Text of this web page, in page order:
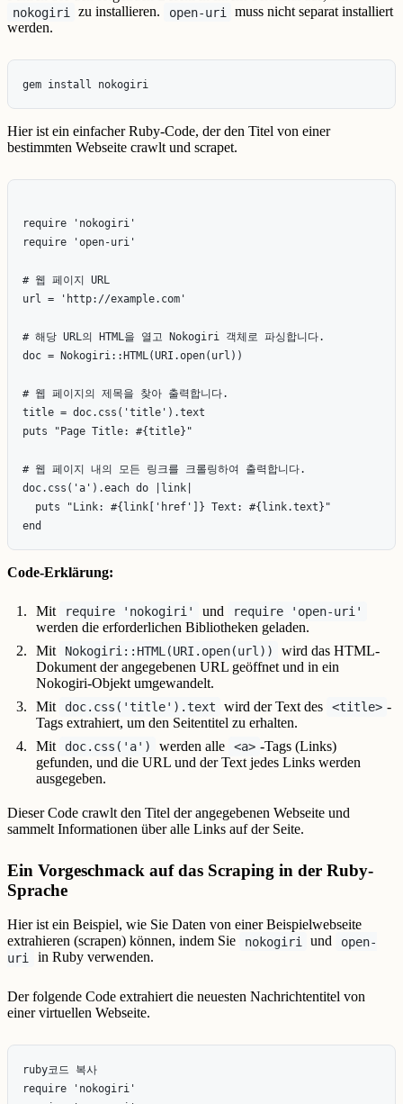
nokogiri zu installieren. open-uri
muss nicht separat installiert
werden.
Hier ist ein einfacher Ruby-Code, der den Titel von einer
bestimmten Webseite crawlt und scrapet.
require 'nokogiri'
require 'open-uri'
# 웹 페이지 URL
url = 'http://example.com'
# 해당 URL의 HTML을 열고 Nokogiri 객체로 파싱합니다.
doc = Nokogiri::HTML(URI.open(url))
# 웹 페이지의 제목을 찾아 출력합니다.
title = doc.css('title').text
puts "Page Title: #{title}"
# 웹 페이지 내의 모든 링크를 크롤링하여 출력합니다.
doc.css('a').each do |link|
  puts "Link: #{link['href']} Text: #{link.text}"
Code-Erklärung:
Mit require 'nokogiri' und require 'open-uri'
werden die erforderlichen Bibliotheken geladen.
Mit
Nokogiri::HTML(URI.open(url))
wird das HTML-
Dokument der angegebenen URL geöffnet und in ein
Nokogiri-Objekt umgewandelt.
Mit
doc.css('title').text wird der Text des <title> -
Tags extrahiert, um den Seitentitel zu erhalten.
Mit
doc.css('a') werden alle <a> -Tags (Links)
gefunden, und die URL und der Text jedes Links werden
ausgegeben.
Dieser Code crawlt den Titel der angegebenen Webseite und
sammelt Informationen über alle Links auf der Seite.
Ein Vorgeschmack auf das Scraping in der Ruby-
Sprache
Hier ist ein Beispiel, wie Sie Daten von einer Beispielwebseite
extrahieren (scrapen) können, indem Sie
nokogiri und
open-
uri
in Ruby verwenden.
Der folgende Code extrahiert die neuesten Nachrichtentitel von
einer virtuellen Webseite.
ruby코드 복사
require 'nokogiri'